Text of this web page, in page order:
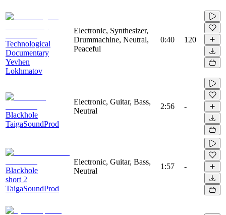
Technological
Documentary
Yevhen
Lokhmatov
Electronic, Synthesizer,
Drummachine, Neutral,
Peaceful
0:40 120
Blackhole
TaigaSoundProd
Electronic, Guitar, Bass,
Neutral
2:56 -
Blackhole
short 2
TaigaSoundProd
Electronic, Guitar, Bass,
Neutral
1:57 -